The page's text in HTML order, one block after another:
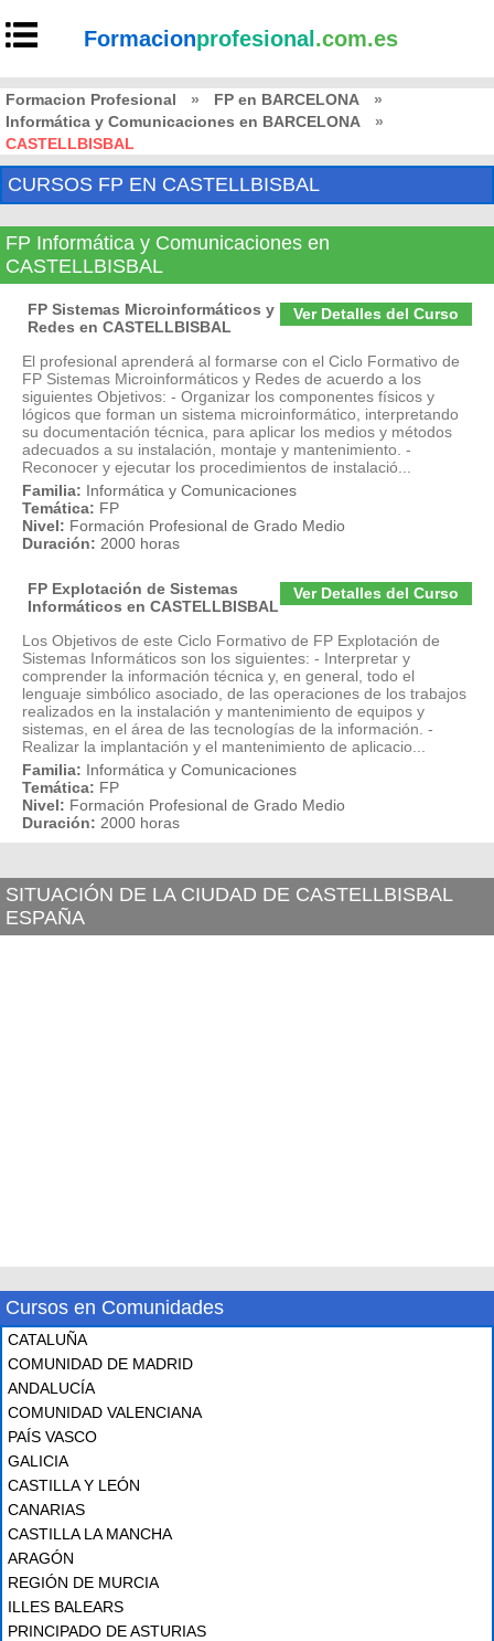
Formacionprofesional .com.es
Formacion Profesional » FP en BARCELONA
»
Informática y Comunicaciones en BARCELONA
»
CASTELLBISBAL
CURSOS FP EN CASTELLBISBAL
FP Informática y Comunicaciones en
CASTELLBISBAL
Ver Detalles del Curso
FP Sistemas Microinformáticos y
Redes en CASTELLBISBAL
El profesional aprenderá al formarse con el Ciclo Formativo de
FP Sistemas Microinformáticos y Redes de acuerdo a los
siguientes Objetivos: - Organizar los componentes físicos y
lógicos que forman un sistema microinformático, interpretando
su documentación técnica, para aplicar los medios y métodos
adecuados a su instalación, montaje y mantenimiento. -
Reconocer y ejecutar los procedimientos de instalació...
Familia: Informática y Comunicaciones
Temática: FP
Nivel: Formación Profesional de Grado Medio
Duración: 2000 horas
Ver Detalles del Curso
FP Explotación de Sistemas
Informáticos en CASTELLBISBAL
Los Objetivos de este Ciclo Formativo de FP Explotación de
Sistemas Informáticos son los siguientes: - Interpretar y
comprender la información técnica y, en general, todo el
lenguaje simbólico asociado, de las operaciones de los trabajos
realizados en la instalación y mantenimiento de equipos y
sistemas, en el área de las tecnologías de la información. -
Realizar la implantación y el mantenimiento de aplicacio...
Familia: Informática y Comunicaciones
Temática: FP
Nivel: Formación Profesional de Grado Medio
Duración: 2000 horas
SITUACIÓN DE LA CIUDAD DE CASTELLBISBAL
ESPAÑA
Cursos en Comunidades
CATALUÑA
COMUNIDAD DE MADRID
ANDALUCÍA
COMUNIDAD VALENCIANA
PAÍS VASCO
GALICIA
CASTILLA Y LEÓN
CANARIAS
CASTILLA LA MANCHA
ARAGÓN
REGIÓN DE MURCIA
ILLES BALEARS
PRINCIPADO DE ASTURIAS